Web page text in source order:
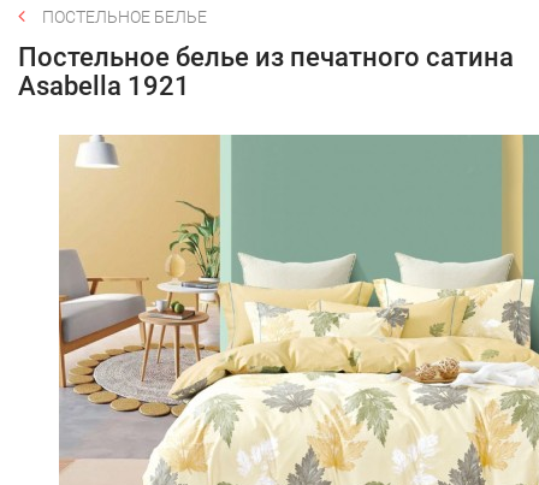
ПОСТЕЛЬНОЕ БЕЛЬЕ
Постельное белье из печатного сатина
Asabella 1921